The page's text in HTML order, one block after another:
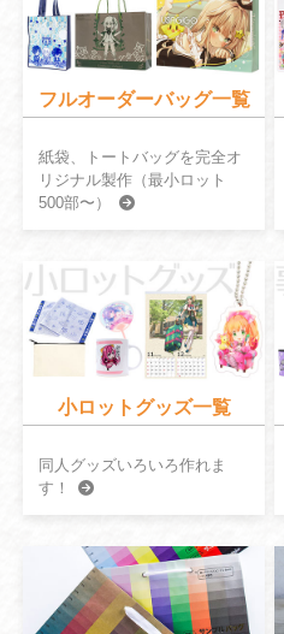
フルオーダーバッグ一覧
紙袋、トートバッグを完全オ
リジナル製作（最小ロット
500部〜）
小ロットグッズ一覧
同人グッズいろいろ作れま
す！